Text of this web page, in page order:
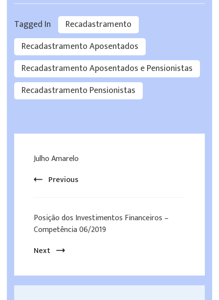
Tagged In
Recadastramento
Recadastramento Aposentados
Recadastramento Aposentados e Pensionistas
Recadastramento Pensionistas
Navigation
Julho Amarelo
Previous
Posição dos Investimentos Financeiros –
Competência 06/2019
Next